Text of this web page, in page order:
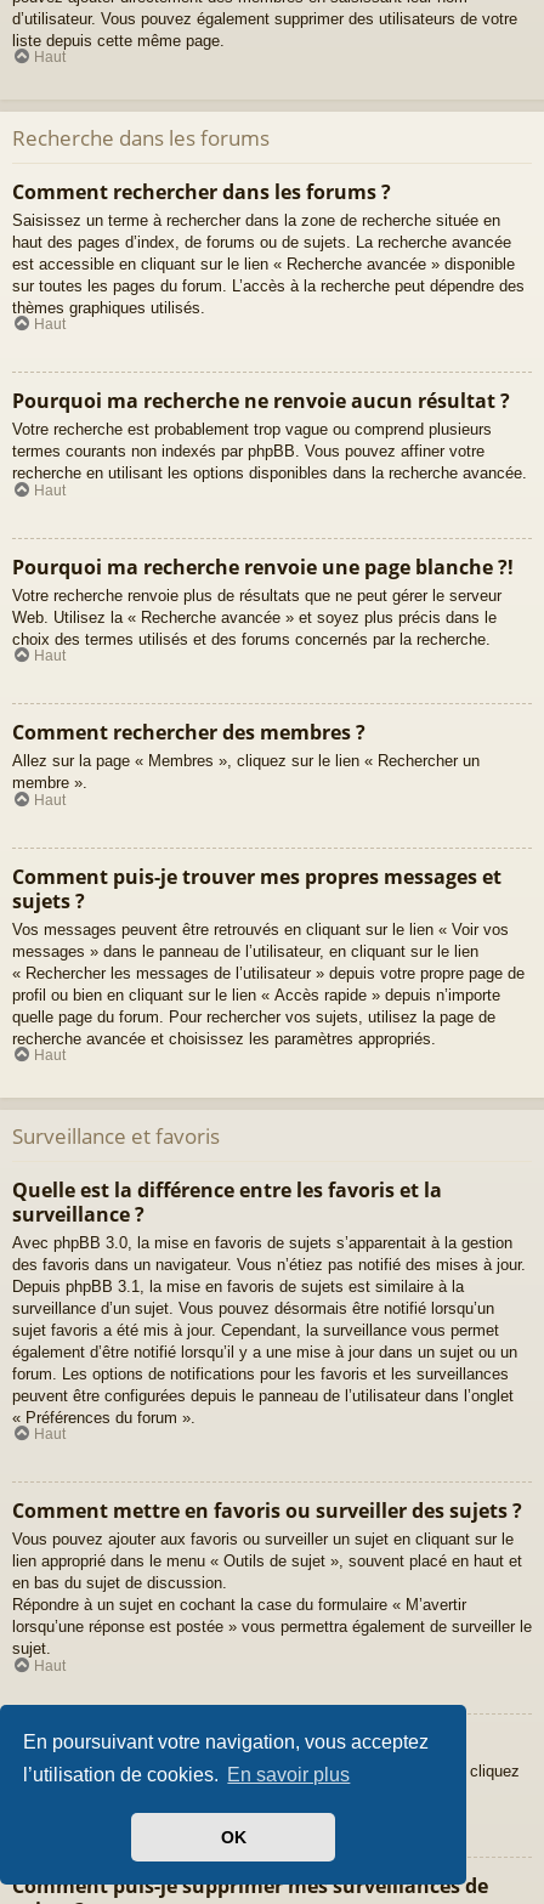
En poursuivant votre navigation, vous acceptez
l’utilisation de cookies. En savoir plus
OK
d’utilisateur. Vous pouvez également supprimer des utilisateurs de votre
liste depuis cette même page.
Haut
Recherche dans les forums
Comment rechercher dans les forums ?
Saisissez un terme à rechercher dans la zone de recherche située en
haut des pages d’index, de forums ou de sujets. La recherche avancée
est accessible en cliquant sur le lien « Recherche avancée » disponible
sur toutes les pages du forum. L’accès à la recherche peut dépendre des
thèmes graphiques utilisés.
Haut
Pourquoi ma recherche ne renvoie aucun résultat ?
Votre recherche est probablement trop vague ou comprend plusieurs
termes courants non indexés par phpBB. Vous pouvez affiner votre
recherche en utilisant les options disponibles dans la recherche avancée.
Haut
Pourquoi ma recherche renvoie une page blanche ?!
Votre recherche renvoie plus de résultats que ne peut gérer le serveur
Web. Utilisez la « Recherche avancée » et soyez plus précis dans le
choix des termes utilisés et des forums concernés par la recherche.
Haut
Comment rechercher des membres ?
Allez sur la page « Membres », cliquez sur le lien « Rechercher un
membre ».
Haut
Comment puis-je trouver mes propres messages et
sujets ?
Vos messages peuvent être retrouvés en cliquant sur le lien « Voir vos
messages » dans le panneau de l’utilisateur, en cliquant sur le lien
« Rechercher les messages de l’utilisateur » depuis votre propre page de
profil ou bien en cliquant sur le lien « Accès rapide » depuis n’importe
quelle page du forum. Pour rechercher vos sujets, utilisez la page de
recherche avancée et choisissez les paramètres appropriés.
Haut
Surveillance et favoris
Quelle est la différence entre les favoris et la
surveillance ?
Avec phpBB 3.0, la mise en favoris de sujets s’apparentait à la gestion
des favoris dans un navigateur. Vous n’étiez pas notifié des mises à jour.
Depuis phpBB 3.1, la mise en favoris de sujets est similaire à la
surveillance d’un sujet. Vous pouvez désormais être notifié lorsqu’un
sujet favoris a été mis à jour. Cependant, la surveillance vous permet
également d’être notifié lorsqu’il y a une mise à jour dans un sujet ou un
forum. Les options de notifications pour les favoris et les surveillances
peuvent être configurées depuis le panneau de l’utilisateur dans l’onglet
« Préférences du forum ».
Haut
Comment mettre en favoris ou surveiller des sujets ?
Vous pouvez ajouter aux favoris ou surveiller un sujet en cliquant sur le
lien approprié dans le menu « Outils de sujet », souvent placé en haut et
en bas du sujet de discussion.
Répondre à un sujet en cochant la case du formulaire « M’avertir
lorsqu’une réponse est postée » vous permettra également de surveiller le
sujet.
Haut
Comment surveiller des forums ?
Pour surveiller un forum en particulier, une fois entré sur celui-ci, cliquez
Comment puis-je supprimer mes surveillances de